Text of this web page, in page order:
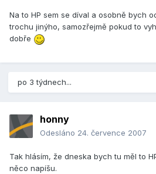
Na to HP sem se díval a osobně bych
trochu jinýho, samozřejmě pokud to
dobře
po 3 týdnech...
honny
Odesláno 24. července 2007
Tak hlásím, že dneska bych tu měl to
něco napíšu.